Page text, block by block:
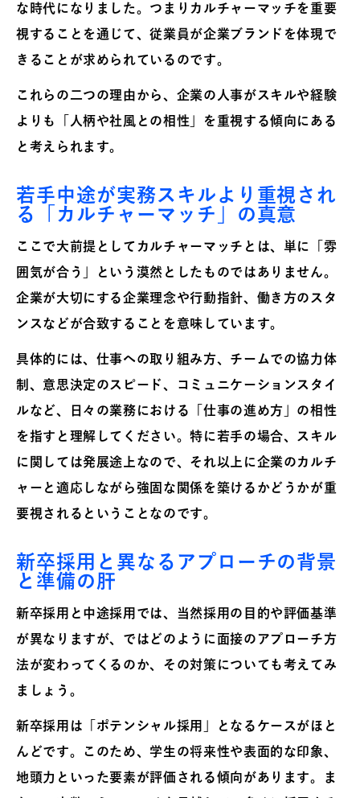
な時代になりました。つまりカルチャーマッチを重要
視することを通じて、従業員が企業ブランドを体現で
きることが求められているのです。
これらの二つの理由から、企業の人事がスキルや経験
よりも「人柄や社風との相性」を重視する傾向にある
と考えられます。
若手中途が実務スキルより重視され
る「カルチャーマッチ」の真意
ここで大前提としてカルチャーマッチとは、単に「雰
囲気が合う」という漠然としたものではありません。
企業が大切にする企業理念や行動指針、働き方のスタ
ンスなどが合致することを意味しています。
具体的には、仕事への取り組み方、チームでの協力体
制、意思決定のスピード、コミュニケーションスタイ
ルなど、日々の業務における「仕事の進め方」の相性
を指すと理解してください。特に若手の場合、スキル
に関しては発展途上なので、それ以上に企業のカルチ
ャーと適応しながら強固な関係を築けるかどうかが重
要視されるということなのです。
新卒採用と異なるアプローチの背景
と準備の肝
新卒採用と中途採用では、当然採用の目的や評価基準
が異なりますが、ではどのように面接のアプローチ方
法が変わってくるのか、その対策についても考えてみ
ましょう。
新卒採用は「ポテンシャル採用」となるケースがほと
んどです。このため、学生の将来性や表面的な印象、
地頭力といった要素が評価される傾向があります。ま